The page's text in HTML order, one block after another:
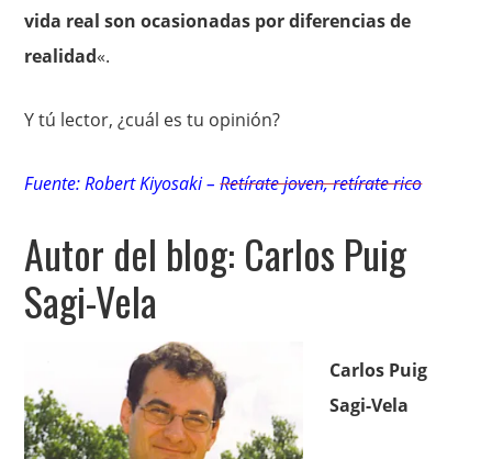
vida real son ocasionadas por diferencias de
realidad«.
Y tú lector, ¿cuál es tu opinión?
Fuente:Robert Kiyosaki–Retírate joven, retírate rico
Autor del blog: Carlos Puig
Sagi-Vela
Carlos Puig
Sagi-Vela